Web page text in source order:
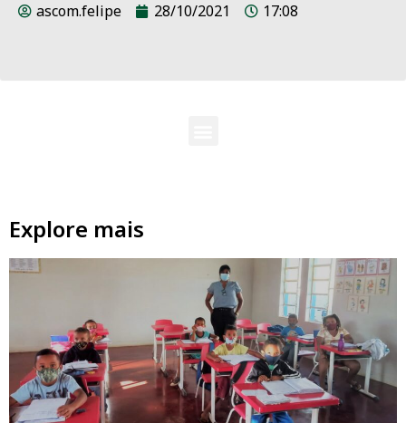
ascom.felipe 28/10/2021 17:08
Explore mais